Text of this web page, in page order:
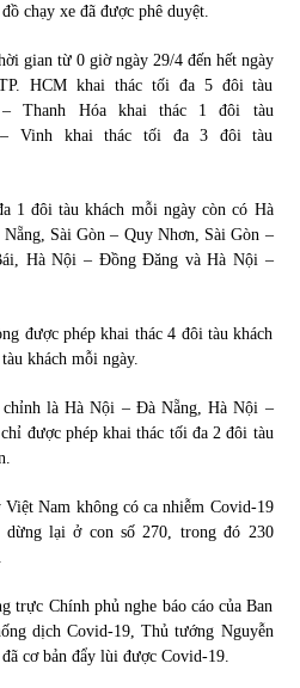
chạy xe đã được phê duyệt.
gian từ 0 giờ ngày 29/4 đến hết ngày
HCM khai thác tối đa 5 đôi tàu
– Thanh Hóa khai thác 1 đôi tàu
– Vinh khai thác tối đa 3 đôi tàu
1 đôi tàu khách mỗi ngày còn có Hà
Sài Gòn – Quy Nhơn, Sài Gòn –
Hà Nội – Đồng Đăng và Hà Nội –
được phép khai thác 4 đôi tàu khách
khách mỗi ngày.
là Hà Nội – Đà Nẵng, Hà Nội –
được phép khai thác tối đa 2 đôi tàu
Nam không có ca nhiễm Covid-19
dừng lại ở con số 270, trong đó 230
trực Chính phủ nghe báo cáo của Ban
dịch Covid-19, Thủ tướng Nguyễn
cơ bản đẩy lùi được Covid-19.